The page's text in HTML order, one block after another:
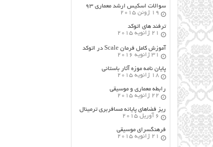
سوالات اسکیس ارشد معماری ۹۳
19 ژوئن 2015
ترفند های اتوکد
21 ژانویه 2015
آموزش کامل فرمان Scale در اتوکد
31 ژانویه 2016
پایان نامه موزه آثار باستانی
18 ژانویه 2015
رابطه معماری و موسیقی
22 ژانویه 2015
ریز فضاهای پایانه مسافربری ترمینال
6 آوریل 2015
فرهنگسراي موسيقي
21 ژانویه 2015